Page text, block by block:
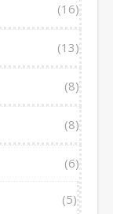
(16)
(13)
(8)
(8)
(6)
(5)